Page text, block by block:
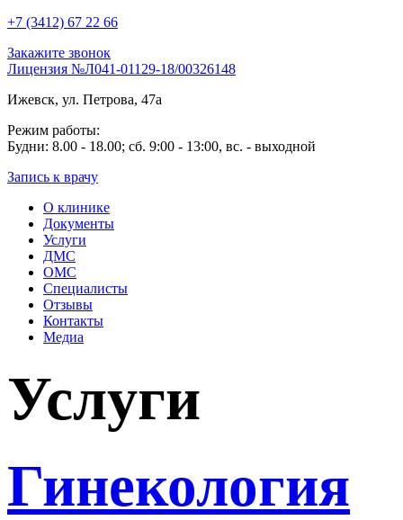
+7 (3412) 67 22 66
Закажите звонок
Лицензия №Л041-01129-18/00326148
Ижевск, ул. Петрова, 47а
Режим работы:
Будни: 8.00 - 18.00; сб. 9:00 - 13:00, вс. - выходной
Запись к врачу
О клинике
Документы
Услуги
ДМС
ОМС
Специалисты
Отзывы
Контакты
Медиа
Услуги
Гинекология